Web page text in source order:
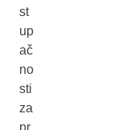
st
up
ač
no
sti
za
pr